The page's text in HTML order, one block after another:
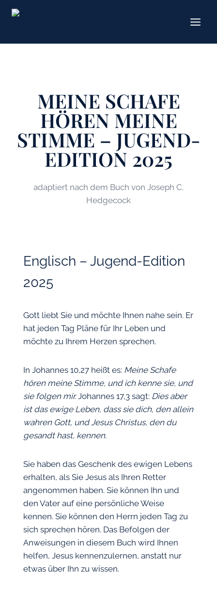
Inhalt
MEINE SCHAFE
HÖREN MEINE
STIMME – JUGEND-
EDITION 2025
adaptiert nach dem Buch von Joseph C.
Hedgecock
Englisch – Jugend-Edition
2025
Gott liebt Sie und möchte Ihnen nahe sein. Er
hat jeden Tag Pläne für Ihr Leben und
möchte zu Ihrem Herzen sprechen.
In Johannes 10,27 heißt es: Meine Schafe
hören meine Stimme, und ich kenne sie, und
sie folgen mir.Johannes 17,3 sagt: Dies aber
ist das ewige Leben, dass sie dich, den allein
wahren Gott, und Jesus Christus, den du
gesandt hast, kennen.
Sie haben das Geschenk des ewigen Lebens
erhalten, als Sie Jesus als Ihren Retter
angenommen haben. Sie können Ihn und
den Vater auf eine persönliche Weise
kennen. Sie können den Herrn jeden Tag zu
sich sprechen hören. Das Befolgen der
Anweisungen in diesem Buch wird Ihnen
helfen, Jesus kennenzulernen, anstatt nur
etwas über Ihn zu wissen.